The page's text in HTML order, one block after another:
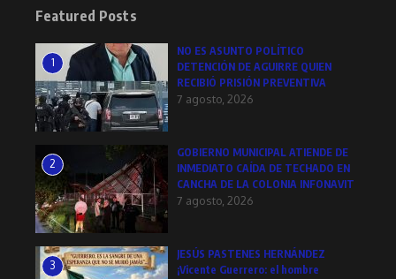
Featured Posts
1
NO ES ASUNTO POLÍTICO
DETENCIÓN DE AGUIRRE QUIEN
RECIBIÓ PRISIÓN PREVENTIVA
7 agosto, 2026
2
GOBIERNO MUNICIPAL ATIENDE DE
INMEDIATO CAÍDA DE TECHADO EN
CANCHA DE LA COLONIA INFONAVIT
7 agosto, 2026
3
JESÚS PASTENES HERNÁNDEZ
¡Vicente Guerrero: el hombre